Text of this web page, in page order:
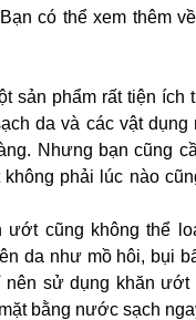
có thể xem thêm
sản phẩm rất tiện ích
da và các vật dụng
Nhưng bạn cũng
phải lúc nào
ướt cũng không thể
da như mồ hôi, bụi
nên sử dụng khăn
bằng nước sạch